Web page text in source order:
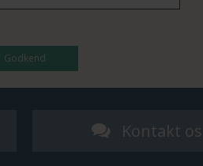
Godkend
Kontakt os